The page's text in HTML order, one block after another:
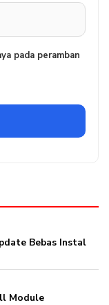
pada peramban
Bebas Instal
Module